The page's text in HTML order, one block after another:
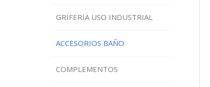
GRIFERIA USO INDUSTRIAL
ACCESORIOS BAÑO
COMPLEMENTOS